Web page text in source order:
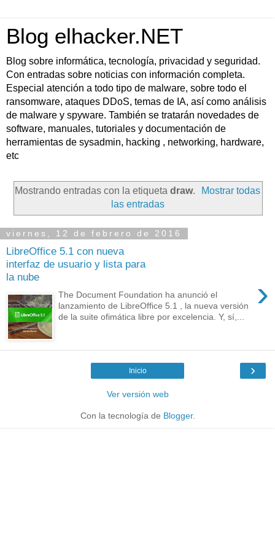
Blog elhacker.NET
Blog sobre informática, tecnología, privacidad y seguridad.
Con entradas sobre noticias con información completa.
Especial atención a todo tipo de malware, sobre todo el
ransomware, ataques DDoS, temas de IA, así como análisis
de malware y spyware. También se tratarán novedades de
software, manuales, tutoriales y documentación de
herramientas de sysadmin, hacking , networking, hardware,
etc
Mostrando entradas con la etiqueta draw.
Mostrar todas
las entradas
viernes, 12 de febrero de 2016
LibreOffice 5.1 con nueva
interfaz de usuario y lista para
la nube
›
The Document Foundation ha anunció el
lanzamiento de LibreOffice 5.1 , la nueva versión
de la suite ofimática libre por excelencia. Y, sí,...
›
Inicio
Ver versión web
Con la tecnología de Blogger.